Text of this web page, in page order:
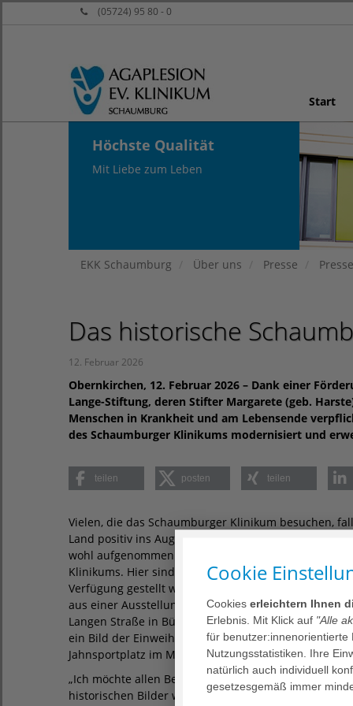
(05724) 95 80 - 0
Start
Höchste Qualität
Mit Liebe zum Leben
EKK Schaumburg Über uns Presse
Das historische
12. Februar 2026
Obernkirchen, 12. Februar 2026 – Dank einer
Lange-Stiftung, deren Stifter Margarete (geb.
Menschen in Krankheit und am Lebensende
des Schaumburger Klinikums modernisiert und
teilen posten teilen
Vielen, die das Schaumburger Klinikum besuchen,
Land positiv ins Auge. Der eine oder andere bleibt
wohl aufgenommen wurde. Etwas anders verhält es
Klinikums. Hier sind Bilder des „historischen
Verfügung gestellt wurden die Bilder zum einen
aus einer Ausstellung aus dem Heimatmuseum
Langen Straße in Bückeburg im Jahr 1949, die
ein Bild der Einweihung des Bückeburger
Jahnsportplatz im Mai 1956.
„Ich möchte allen Beteiligten, die die Umsetzung
historischen Bilder waren schon zum Einzug in
Cookie
Cookies erleichtern Ihnen
Erlebnis. Mit Klick auf "Alle
für benutzer:innenorientierte
Nutzungsstatistiken. Ihre
natürlich auch individuell
gesetzesgemäß immer